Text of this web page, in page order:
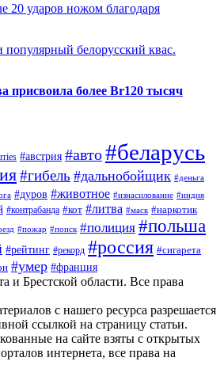
ударов ножом благодаря
белорусский квас.
присвоила более Br120 тысяч
#австрия #авто#беларусь
#гибель #дальнобойщик #деньга
#дуров #животное #изнасилование #индия
#контрабанда #кот #литва #маск #наркотик
#пожар #поиск #полиция #польша
#рейтинг #рекорд #россия #сигарета
#умер #франция
и Брестской области. Все права
с нашего ресурса разрешается
ссылкой на страницу статьи.
на сайте взяты с открытых
интернета, все права на